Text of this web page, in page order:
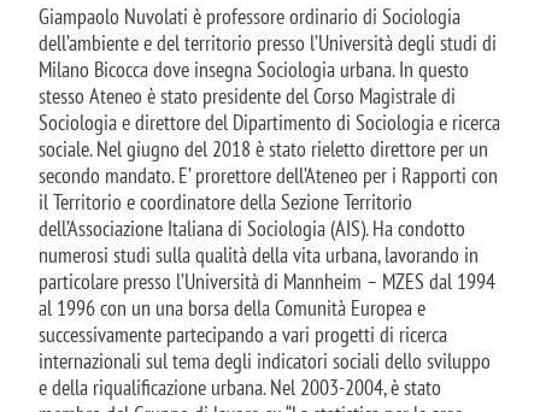
Giampaolo Nuvolati è professore ordinario di Sociologia
dell’ambiente e del territorio presso l’Università degli studi di
Milano Bicocca dove insegna Sociologia urbana. In questo
stesso Ateneo è stato presidente del Corso Magistrale di
Sociologia e direttore del Dipartimento di Sociologia e ricerca
sociale. Nel giugno del 2018 è stato rieletto direttore per un
secondo mandato. E’ prorettore dell’Ateneo per i Rapporti con
il Territorio e coordinatore della Sezione Territorio
dell’Associazione Italiana di Sociologia (AIS). Ha condotto
numerosi studi sulla qualità della vita urbana, lavorando in
particolare presso l’Università di Mannheim – MZES dal 1994
al 1996 con un una borsa della Comunità Europea e
successivamente partecipando a vari progetti di ricerca
internazionali sul tema degli indicatori sociali dello sviluppo
e della riqualificazione urbana. Nel 2003-2004, è stato